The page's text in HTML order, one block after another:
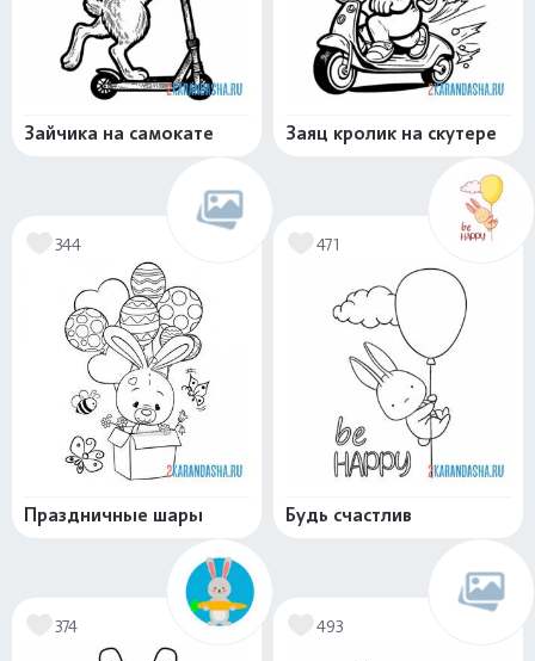
Зайчика на самокате Заяц кролик на скутере
344
Праздничные шары
471
Будь счастлив
374 493